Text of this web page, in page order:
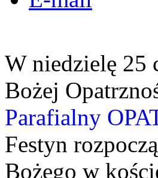
W niedzielę 25
Bożej
Parafialny
Festyn
Bożego w